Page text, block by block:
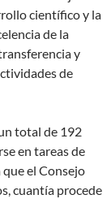
científico y la
de la
y
de
total de 192
en tareas de
el Consejo
cuantía procede